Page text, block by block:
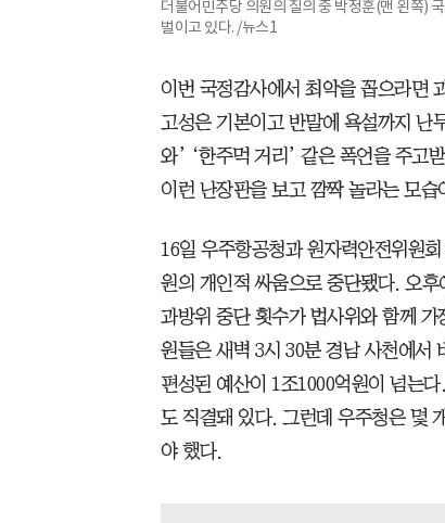
더불어민주당 의원의 질의 중 박정훈(맨 왼쪽)
벌이고 있다. /뉴스1
이번 국정감사에서 최악을 꼽으라면
고성은 기본이고 반말에 욕설까지 난
와’ ‘한주먹 거리’ 같은 폭언을 주고
이런 난장판을 보고 깜짝 놀라는 모습
16일 우주항공청과 원자력안전위원
원의 개인적 싸움으로 중단됐다. 오
과방위 중단 횟수가 법사위와 함께
원들은 새벽 3시 30분 경남 사천에서
편성된 예산이 1조1000억원이 넘는
도 직결돼 있다. 그런데 우주청은 몇
야 했다.